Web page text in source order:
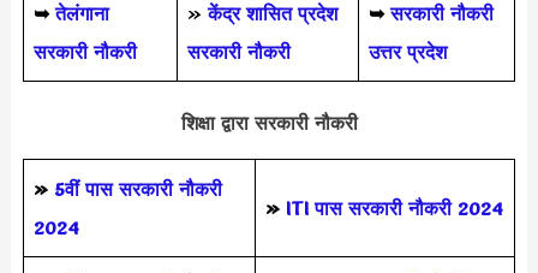
➥तेलंगाना
सरकारी नौकरी
»केंद्र शासित प्रदेश
सरकारी नौकरी
➥ सरकारी नौकरी
उत्तर प्रदेश
शिक्षा द्वारा सरकारी नौकरी
» 5वीं पास सरकारी नौकरी
2024
» ITI पास सरकारी नौकरी 2024